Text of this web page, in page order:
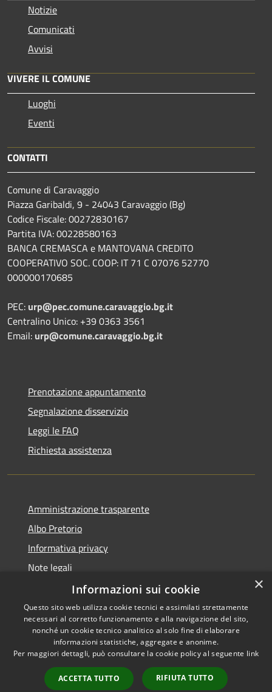
Notizie
Comunicati
Avvisi
VIVERE IL COMUNE
Luoghi
Eventi
CONTATTI
Comune di Caravaggio
Piazza Garibaldi, 9 - 24043 Caravaggio (Bg)
Codice Fiscale: 00272830167
Partita IVA: 00228580163
BANCA CREMASCA e MANTOVANA CREDITO
COOPERATIVO SOC. COOP: IT 71 C 07076 52770
000000170685
PEC: urp@pec.comune.caravaggio.bg.it
Centralino Unico: +39 0363 3561
Email: urp@comune.caravaggio.bg.it
Prenotazione appuntamento
Segnalazione disservizio
Leggi le FAQ
Richiesta assistenza
Amministrazione trasparente
Albo Pretorio
Informativa privacy
Note legali
Dichiarazione di accessibilità
RSS
Accessibilità
Copyright © 2026 • Comune di
Municipium•
Accesso
×
Informazioni sui cookie
Questo sito web utilizza cookie tecnici e assimilati strettamente
necessari al corretto funzionamento e alla navigazione del sito,
nonché un cookie tecnico analitico al solo fine di elaborare
informazioni statistiche, aggregate e anonime.
Per maggiori dettagli, può consultare la cookie policy al seguente link
ACCETTA TUTTO RIFIUTA TUTTO